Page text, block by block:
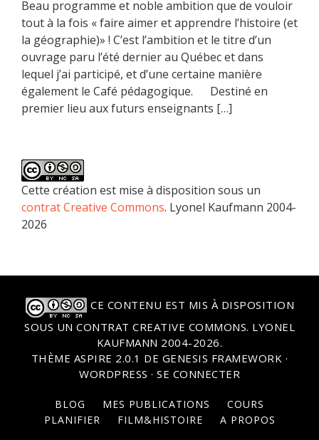
Beau programme et noble ambition que de vouloir
tout à la fois « faire aimer et apprendre l’histoire (et
la géographie)» ! C’est l’ambition et le titre d’un
ouvrage paru l’été dernier au Québec et dans
lequel j’ai participé, et d’une certaine manière
également le Café pédagogique. Destiné en
premier lieu aux futurs enseignants […]
Cette création est mise à disposition sous un
contrat Creative Commons. Lyonel Kaufmann 2004-
2026
CE CONTENU EST MIS À DISPOSITION
SOUS UN CONTRAT CREATIVE COMMONS. LYONEL
KAUFMANN 2004-2026.
THÈME ASPIRE 2.0.1 DE GENESIS FRAMEWORK ·
WORDPRESS · SE CONNECTER
BLOG MES PUBLICATIONS
COURS
PLANIFIER
FILM&HISTOIRE A PROPOS